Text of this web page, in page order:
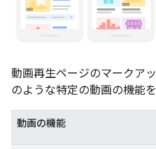
動画再生ページのマークア
のような特定の動画の機能
動画の機能